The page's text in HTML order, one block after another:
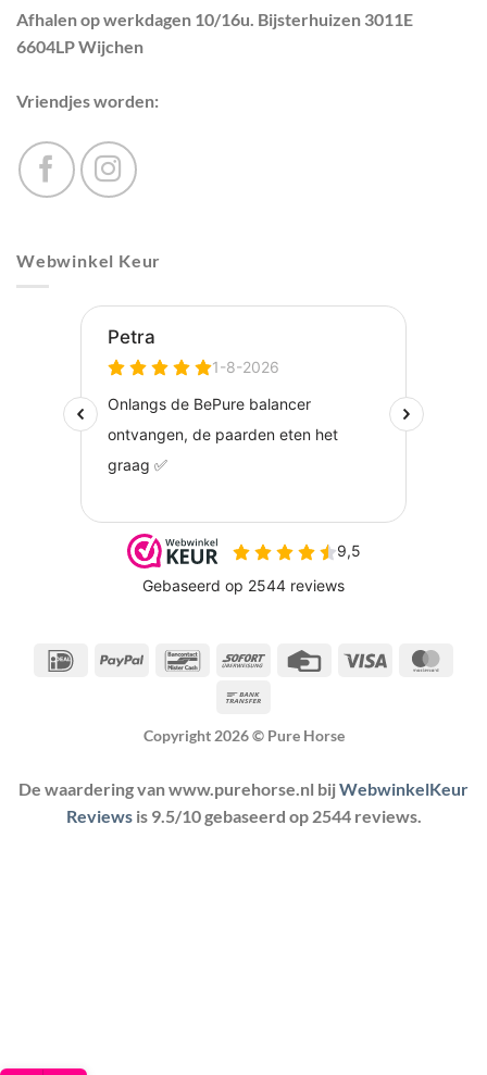
Afhalen op werkdagen 10/16u. Bijsterhuizen 3011E
6604LP Wijchen
Vriendjes worden:
Webwinkel Keur
IDeal PayPal BancontactSofort
Credit
Visa
Copyright 2026 © Pure Horse
De waardering van www.purehorse.nl bijWebwinkelKeur
Reviewsis 9.5/10 gebaseerd op 2544 reviews.